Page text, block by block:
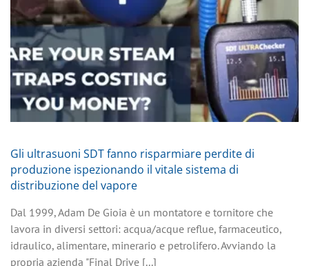
Gli ultrasuoni SDT fanno risparmiare perdite di
produzione ispezionando il vitale sistema di
distribuzione del vapore
Dal 1999, Adam De Gioia è un montatore e tornitore che
lavora in diversi settori: acqua/acque reflue, farmaceutico,
idraulico, alimentare, minerario e petrolifero. Avviando la
propria azienda "Final Drive [...]